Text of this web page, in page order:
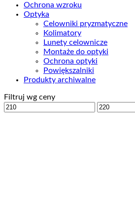
Ochrona wzroku
Optyka
Celowniki pryzmatyczne
Kolimatory
Lunety celownicze
Montaże do optyki
Ochrona optyki
Powiększalniki
Produkty archiwalne
Filtruj wg ceny
Cena
Cena